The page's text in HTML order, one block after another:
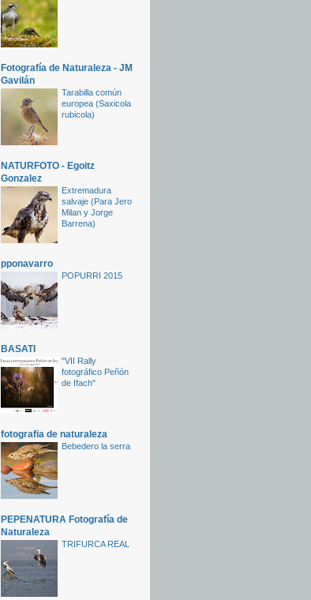
Fotografía de Naturaleza - JM
Gavilán
Tarabilla común
europea (Saxicola
rubicola)
NATURFOTO - Egoitz
Gonzalez
Extremadura
salvaje (Para Jero
Milan y Jorge
Barrena)
pponavarro
POPURRI 2015
BASATI
"VII Rally
fotográfico Peñón
de Ifach"
fotografia de naturaleza
Bebedero la serra
PEPENATURA Fotografía de
Naturaleza
TRIFURCA REAL